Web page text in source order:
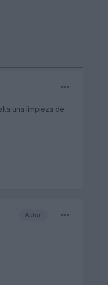
una limpieza de
Autor